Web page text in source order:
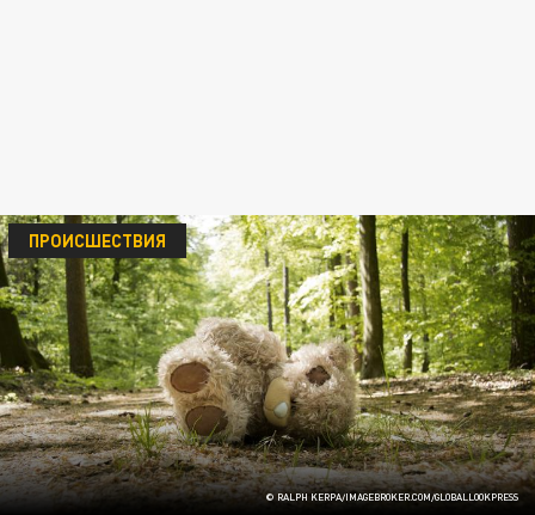
© RALPH KERPA/IMAGEBROKER.COM/GLOBALLOOKPRESS
ПРОИСШЕСТВИЯ